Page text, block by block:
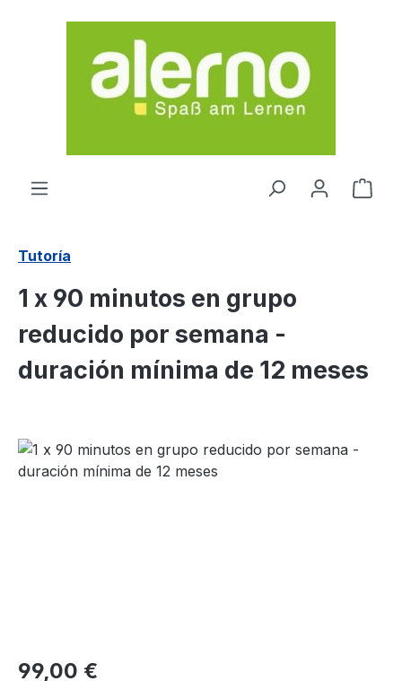
Saltar al contenido principal
El
Tutoría
1 x 90 minutos en grupo
reducido por semana -
duración mínima de 12 meses
Omitir galería de imágenes
Precio normal:
99,00 €